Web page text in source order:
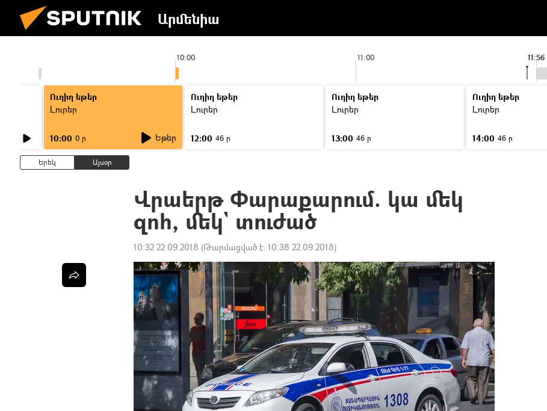
Արմենիա
10:00 11:00 11:56
Ուղիղ եթեր
Լուրեր
10:00 0 ր Եթեր
Ուղիղ եթեր
Լուրեր
12:00 46 ր
Ուղիղ եթեր
Լուրեր
13:00 46 ր
Ուղիղ եթեր
Լուրեր
14:00 46 ր
Երեկ Այսօր
Վրաերթ Փարաքարում. կա մեկ
զոհ, մեկ` տուժած
10:32 22.09.2018 (Թարմացված է: 10:38 22.09.2018)